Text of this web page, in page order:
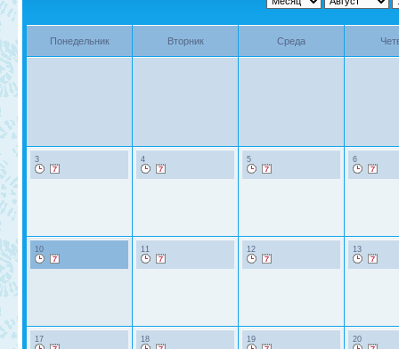
Понедельник Вторник Среда
3 4 5 6
10 11 12 13
17 18 19 20